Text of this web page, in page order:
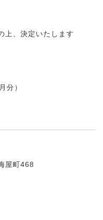
上、決定いたします
分）
屋町468